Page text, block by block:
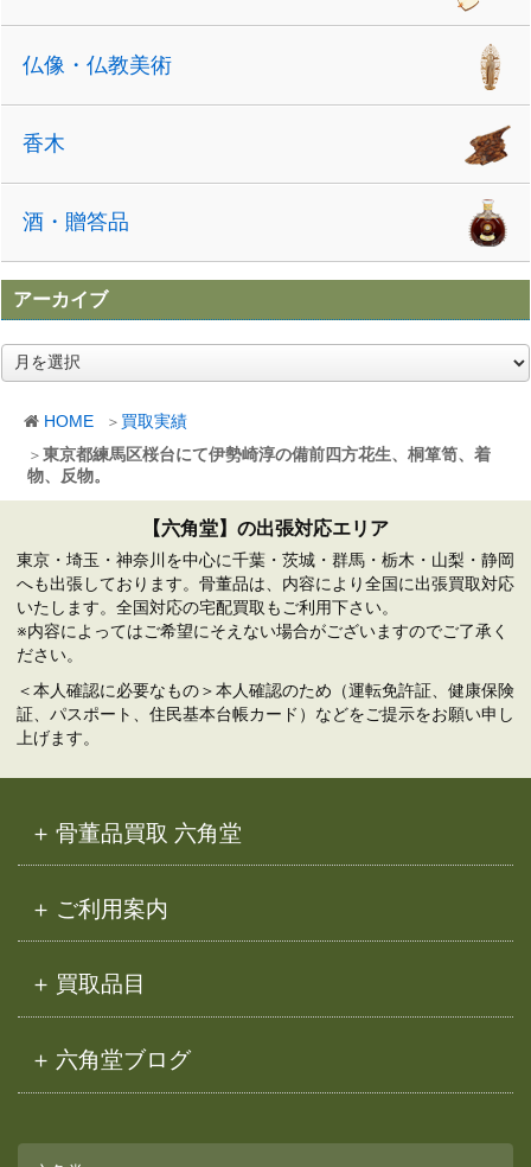
HOME
買取実績
東京都練馬区桜台にて伊勢崎淳の備前四方花生、桐箪笥、着
物、反物。
仏像・仏教美術
香木
酒・贈答品
アーカイブ
ア
ー
【六角堂】の出張対応エリア
東京・埼玉・神奈川を中心に千葉・茨城・群馬・栃木・山梨・静岡
へも出張しております。骨董品は、内容により全国に出張買取対応
いたします。全国対応の宅配買取もご利用下さい。
※内容によってはご希望にそえない場合がございますのでご了承く
ださい。
＜本人確認に必要なもの＞本人確認のため（運転免許証、健康保険
証、パスポート、住民基本台帳カード）などをご提示をお願い申し
上げます。
骨董品買取 六角堂
ご利用案内
買取品目
六角堂ブログ